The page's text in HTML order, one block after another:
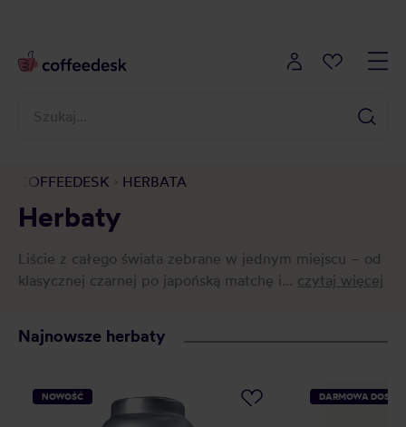
COFFEEDESK HERBATA
Herbaty
Liście z całego świata zebrane w jednym miejscu – od
klasycznej czarnej po japońską matchę i... czytaj więcej
Najnowsze herbaty
NOWOŚĆ DARMOWA